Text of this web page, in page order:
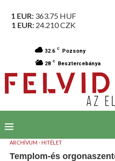
1 EUR: 363.75 HUF
1 EUR: 24.210CZK
32.6 C Pozsony
28 C Besztercebánya
ARCHÍVUM - HITÉLET
Templom-és